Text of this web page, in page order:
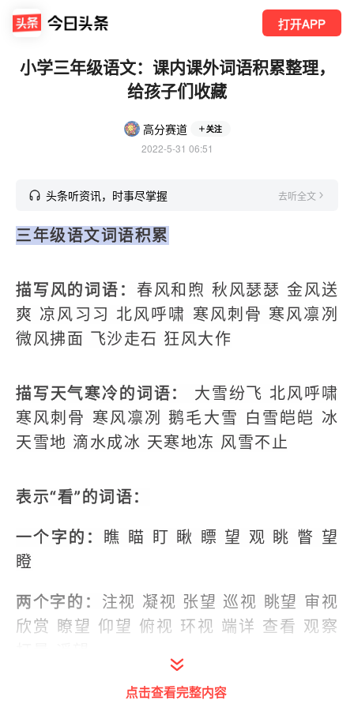
打开APP
小学三年级语文：课内课外词语积累整理，
给孩子们收藏
高分赛道 关注
2022-5-31 06:51
头条听资讯，时事尽掌握 去听全文
三年级语文词语积累
描写风的词语： 春风和煦 秋风瑟瑟 金风送
爽 凉风习习 北风呼啸 寒风刺骨 寒风凛冽
微风拂面 飞沙走石 狂风大作
描写天气寒冷的词语： 大雪纷飞 北风呼啸
寒风刺骨 寒风凛冽 鹅毛大雪 白雪皑皑 冰
天雪地 滴水成冰 天寒地冻 风雪不止
表示“看”的词语：
一个字的： 瞧 瞄 盯 瞅 瞟 望 观 眺 瞥 望
瞪
两个字的： 注视 凝视 张望 巡视 眺望 审视
欣赏 瞭望 仰望 俯视 环视 端详 查看 观察
极目远眺 东张西望 左盼右顾 走
点击查看完整内容